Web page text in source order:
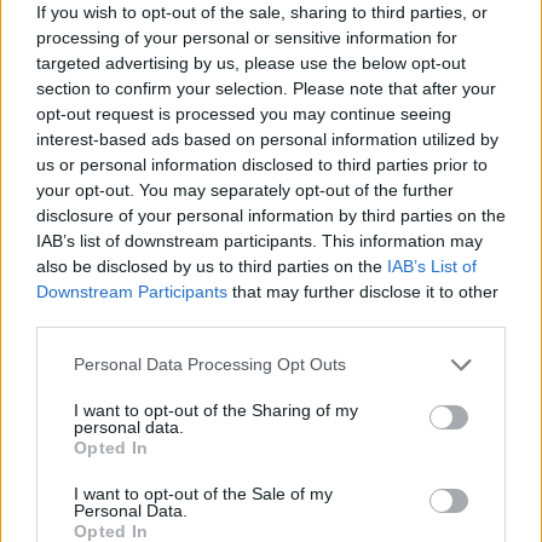
If you wish to opt-out of the sale, sharing to third parties, or
processing of your personal or sensitive information for
targeted advertising by us, please use the below opt-out
section to confirm your selection. Please note that after your
opt-out request is processed you may continue seeing
interest-based ads based on personal information utilized by
us or personal information disclosed to third parties prior to
your opt-out. You may separately opt-out of the further
disclosure of your personal information by third parties on the
IAB’s list of downstream participants. This information may
also be disclosed by us to third parties on the IAB’s List of
Downstream Participants that may further disclose it to other
Personal Data Processing Opt Outs
I want to opt-out of the Sharing of my
personal data.
Opted In
I want to opt-out of the Sale of my
Personal Data.
Opted In
Η Κατερίνα και το drone της μας έχουν χαρίσει
μερικές από τις πιο όμορφες λήψεις στο ελληνικό
instagram! Το καλοκαιρινό προφίλ της είναι σαν
ένα καταγάλανο ντοκιμαντέρ που εκτός από
πληροφορίες σου μαθαίνει να αγαπάς την Ελλάδα.
Αν αρχίσετε να κάνετε scroll down εδώ, να έχετε
και αρκετό διαθέσιμο χρόνο γιατί είναι σίγουρο
ότι θα κολλήσετε με τα πανέμορφα τοπία!